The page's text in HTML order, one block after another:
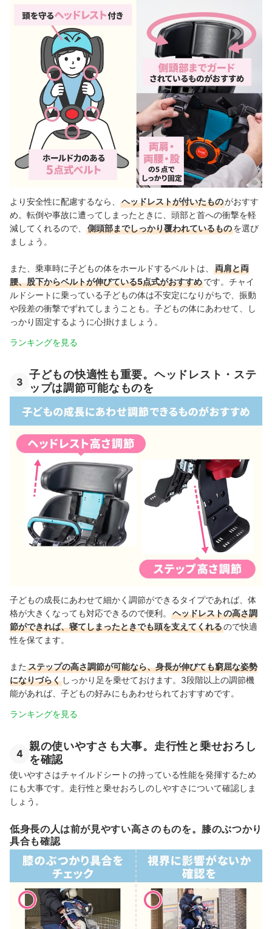
より安全性に配慮するなら、 ヘッドレストが付いたものがおすす
め。転倒や事故に遭ってしまったときに、頭部と首への衝撃を軽
減してくれるので、
側頭部までしっかり覆われているものを選び
ましょう。
また、乗車時に子どもの体をホールドするベルトは、
両肩と両
腰、股下からベルトが伸びている5点式がおすすめです。チャイ
ルドシートに乗っている子どもの体は不安定になりがちで、振動
や段差の衝撃でずれてしまうことも。子どもの体にあわせて、し
っかり固定するように心掛けましょう。
ランキングを見る
3
子どもの快適性も重要。ヘッドレスト・ステ
ップは調節可能なものを
子どもの成長にあわせて細かく調節ができるタイプであれば、体
格が大きくなっても対応できるので便利。
ヘッドレストの高さ調
節ができれば、寝てしまったときでも頭を支えてくれるので快適
性を保てます。
また ステップの高さ調節が可能なら、身長が伸びても窮屈な姿勢
になりづらく しっかり足を乗せておけます。3段階以上の調節機
能があれば、子どもの好みにもあわせられておすすめです。
ランキングを見る
4
親の使いやすさも大事。走行性と乗せおろし
を確認
使いやすさはチャイルドシートの持っている性能を発揮するため
にも大事です。走行性と乗せおろしのしやすさについて確認しま
しょう。
低身長の人は前が見やすい高さのものを。膝のぶつかり
具合も確認